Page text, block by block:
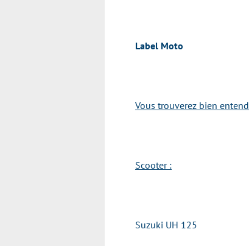
Label Moto
Vous trouverez bien
Scooter :
Suzuki UH 125